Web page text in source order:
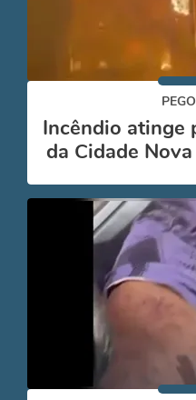
Incêndio atinge
da Cidade